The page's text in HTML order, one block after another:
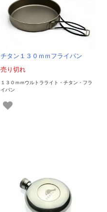
チタン１３０ｍｍフライパン
売り切れ
１３０ｍｍウルトラライト・チタン・フラ
イパン